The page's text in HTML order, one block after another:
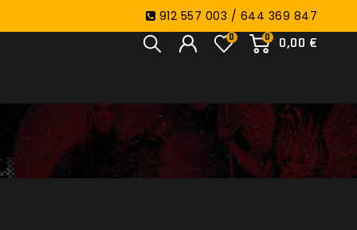
912 557 003 / 644 369 847
0
0,00 €
0